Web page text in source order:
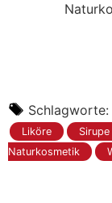
Schlagworte:
Liköre Sirupe
Naturkosmetik